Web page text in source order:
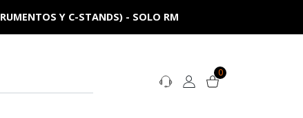
0
Y C-STANDS) - SOLO RM